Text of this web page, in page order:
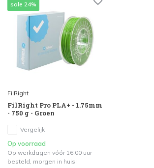
sale 24%
FilRight
FilRight Pro PLA+ - 1.75mm
- 750 g - Groen
Vergelijk
Op voorraad
Op werkdagen vóór 16.00 uur
besteld, morgen in huis!